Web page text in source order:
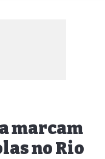
marcam
no Rio